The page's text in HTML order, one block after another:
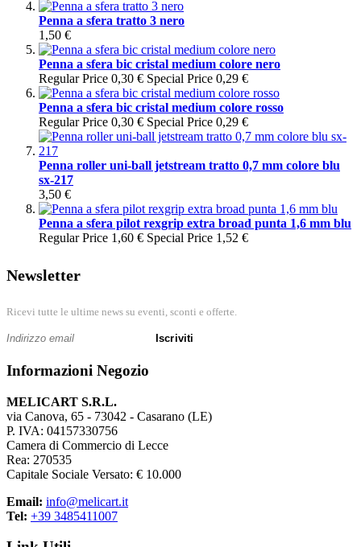
Penna a sfera tratto 3 nero
1,50 €
Penna a sfera bic cristal medium colore nero
Regular Price 0,30 € Special Price 0,29 €
Penna a sfera bic cristal medium colore rosso
Regular Price 0,30 € Special Price 0,29 €
Penna roller uni-ball jetstream tratto 0,7 mm colore blu
sx-217
3,50 €
Penna a sfera pilot rexgrip extra broad punta 1,6 mm blu
Regular Price 1,60 € Special Price 1,52 €
Newsletter
Ricevi tutte le ultime news su eventi, sconti e offerte.
Iscriviti
Informazioni Negozio
MELICART S.R.L.
via Canova, 65 - 73042 - Casarano (LE)
P. IVA: 04157330756
Camera di Commercio di Lecce
Rea: 270535
Capitale Sociale Versato: € 10.000
Email: info@melicart.it
Tel: +39 3485411007